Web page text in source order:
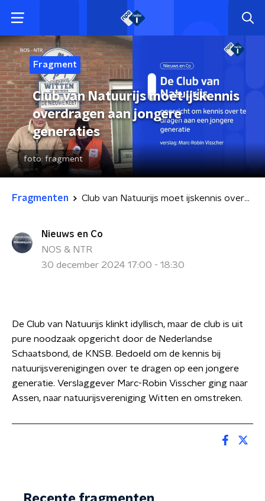
Fragment
Club van Natuurijs moet ijskennis
overdragen aan jongere
generaties
foto: fragment
Fragmenten Club van Natuurijs moet ijskennis overdragen aan jongere generaties
Nieuws en Co
NOS & NTR
30 december 2024 17:00 - 18:30
De Club van Natuurijs klinkt idyllisch, maar de club is uit
pure noodzaak opgericht door de Nederlandse
Schaatsbond, de KNSB. Bedoeld om de kennis bij
natuurijsverenigingen over te dragen op een jongere
generatie. Verslaggever Marc-Robin Visscher ging naar
Assen, naar natuurijsvereniging Witten en omstreken.